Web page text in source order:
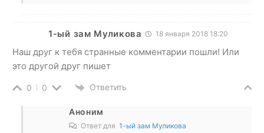
1-ый зам Муликова 18 января 2018 18:20
Наш друг к тебя странные комментарии пошли! Или
это другой друг пишет
0 0 Ответить
Аноним
Ответ для 1-ый зам Муликова